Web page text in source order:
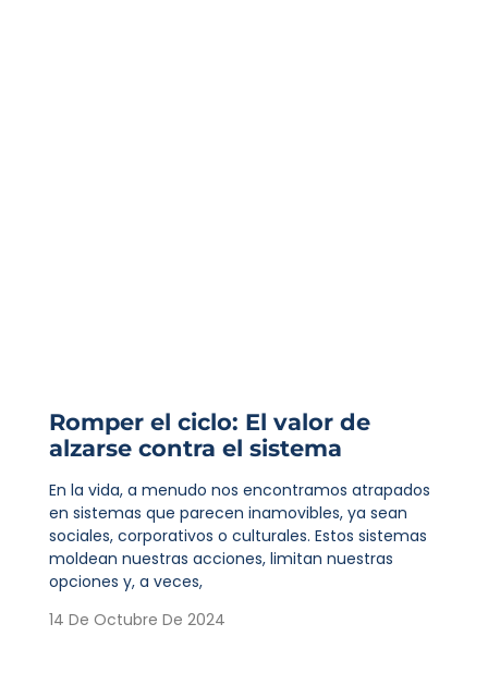
Romper el ciclo: El valor de
alzarse contra el sistema
En la vida, a menudo nos encontramos atrapados
en sistemas que parecen inamovibles, ya sean
sociales, corporativos o culturales. Estos sistemas
moldean nuestras acciones, limitan nuestras
opciones y, a veces,
14 De Octubre De 2024